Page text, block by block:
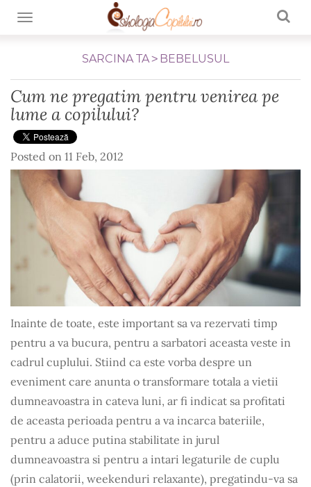
TOGGLE NAVIGATION
BEBELUSUL
SARCINA TA
Cum ne pregatim pentru venirea pe
lume a copilului?
Posted on 11 Feb, 2012
Inainte de toate, este important sa va rezervati timp
pentru a va bucura, pentru a sarbatori aceasta veste in
cadrul cuplului. Stiind ca este vorba despre un
eveniment care anunta o transformare totala a vietii
dumneavoastra in cateva luni, ar fi indicat sa profitati
de aceasta perioada pentru a va incarca bateriile,
pentru a aduce putina stabilitate in jurul
dumneavoastra si pentru a intari legaturile de cuplu
(prin calatorii, weekenduri relaxante), pregatindu-va sa